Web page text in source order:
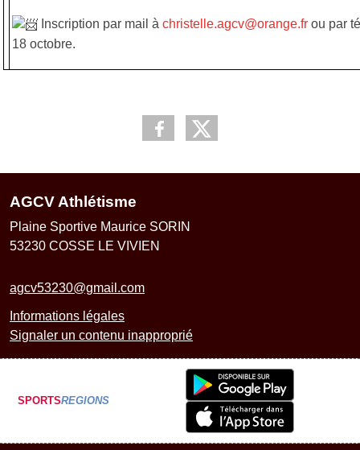
Inscription par mail à christelle.agcv@orange.fr ou par
18 octobre.
AGCV Athlétisme
Plaine Sportive Maurice SORIN
53230 COSSE LE VIVIEN
agcv53230@gmail.com
Informations légales
Signaler un contenu inapproprié
SPORTSREGIONS